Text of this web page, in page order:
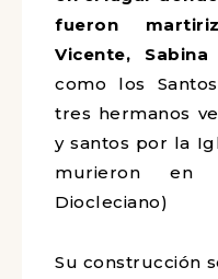
fueron
Vicente,
como los
tres hermanos
y santos por la
murieron en
Diocleciano)
Su construcción